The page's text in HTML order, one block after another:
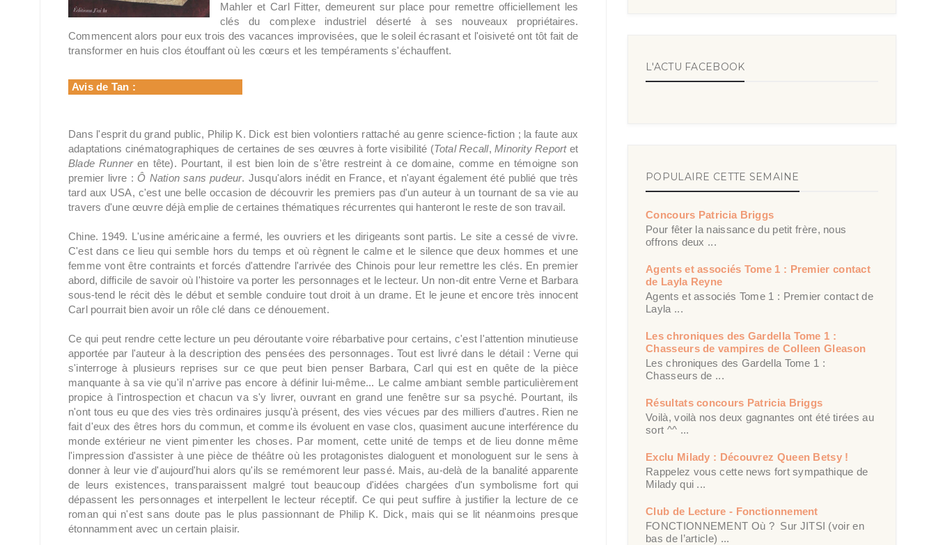
Mahler et Carl Fitter, demeurent sur place pour remettre officiellement les
clés du complexe industriel déserté à ses nouveaux propriétaires.
Commencent alors pour eux trois des vacances improvisées, que le soleil écrasant et l'oisiveté ont tôt fait de
transformer en huis clos étouffant où les cœurs et les tempéraments s'échauffent.
Avis de Tan :
Dans l'esprit du grand public, Philip K. Dick est bien volontiers rattaché au genre science-fiction ; la faute aux
adaptations cinématographiques de certaines de ses œuvres à forte visibilité (Total Recall,Minority Reportet
Blade Runneren tête). Pourtant, il est bien loin de s'être restreint à ce domaine, comme en témoigne son
premier livre : Ô Nation sans pudeur. Jusqu'alors inédit en France, et n'ayant également été publié que très
tard aux USA, c'est une belle occasion de découvrir les premiers pas d'un auteur à un tournant de sa vie au
travers d'une œuvre déjà emplie de certaines thématiques récurrentes qui hanteront le reste de son travail.
Chine. 1949. L'usine américaine a fermé, les ouvriers et les dirigeants sont partis. Le site a cessé de vivre.
C'est dans ce lieu qui semble hors du temps et où règnent le calme et le silence que deux hommes et une
femme vont être contraints et forcés d'attendre l'arrivée des Chinois pour leur remettre les clés. En premier
abord, difficile de savoir où l'histoire va porter les personnages et le lecteur. Un non-dit entre Verne et Barbara
sous-tend le récit dès le début et semble conduire tout droit à un drame. Et le jeune et encore très innocent
Carl pourrait bien avoir un rôle clé dans ce dénouement.
Ce qui peut rendre cette lecture un peu déroutante voire rébarbative pour certains, c'est l'attention minutieuse
apportée par l'auteur à la description des pensées des personnages. Tout est livré dans le détail : Verne qui
s'interroge à plusieurs reprises sur ce que peut bien penser Barbara, Carl qui est en quête de la pièce
manquante à sa vie qu'il n'arrive pas encore à définir lui-même... Le calme ambiant semble particulièrement
propice à l'introspection et chacun va s'y livrer, ouvrant en grand une fenêtre sur sa psyché. Pourtant, ils
n'ont tous eu que des vies très ordinaires jusqu'à présent, des vies vécues par des milliers d'autres. Rien ne
fait d'eux des êtres hors du commun, et comme ils évoluent en vase clos, quasiment aucune interférence du
monde extérieur ne vient pimenter les choses. Par moment, cette unité de temps et de lieu donne même
l'impression d'assister à une pièce de théâtre où les protagonistes dialoguent et monologuent sur le sens à
donner à leur vie d'aujourd'hui alors qu'ils se remémorent leur passé. Mais, au-delà de la banalité apparente
de leurs existences, transparaissent malgré tout beaucoup d'idées chargées d'un symbolisme fort qui
dépassent les personnages et interpellent le lecteur réceptif. Ce qui peut suffire à justifier la lecture de ce
roman qui n'est sans doute pas le plus passionnant de Philip K. Dick, mais qui se lit néanmoins presque
étonnamment avec un certain plaisir.
L'ACTU FACEBOOK
POPULAIRE CETTE SEMAINE
Concours Patricia Briggs
Pour fêter la naissance du petit frère, nous
offrons deux ...
Agents et associés Tome 1 : Premier contact
de Layla Reyne
Agents et associés Tome 1 : Premier contact de
Layla ...
Les chroniques des Gardella Tome 1 :
Chasseurs de vampires de Colleen Gleason
Les chroniques des Gardella Tome 1 :
Chasseurs de ...
Résultats concours Patricia Briggs
Voilà, voilà nos deux gagnantes ont été tirées au
sort ^^ ...
Exclu Milady : Découvrez Queen Betsy !
Rappelez vous cette news fort sympathique de
Milady qui ...
Club de Lecture - Fonctionnement
FONCTIONNEMENT Où ? Sur JITSI (voir en
bas de l’article) ...